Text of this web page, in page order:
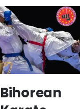
Bihorean